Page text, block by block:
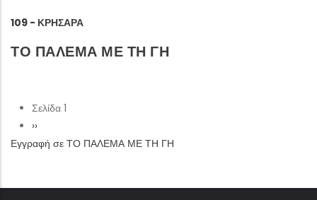
109 - ΚΡΗΣΆΡΑ
ΤΟ ΠΑΛΕΜΑ ΜΕ ΤΗ ΓΗ
Σελίδα 1
Next
page
››
Εγγραφή σε ΤΟ ΠΑΛΕΜΑ ΜΕ ΤΗ ΓΗ